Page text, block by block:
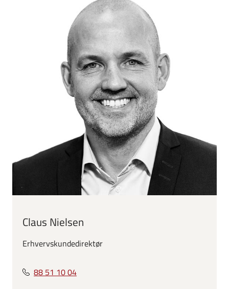
Claus Nielsen
Erhvervskundedirektør
88 51 10 04